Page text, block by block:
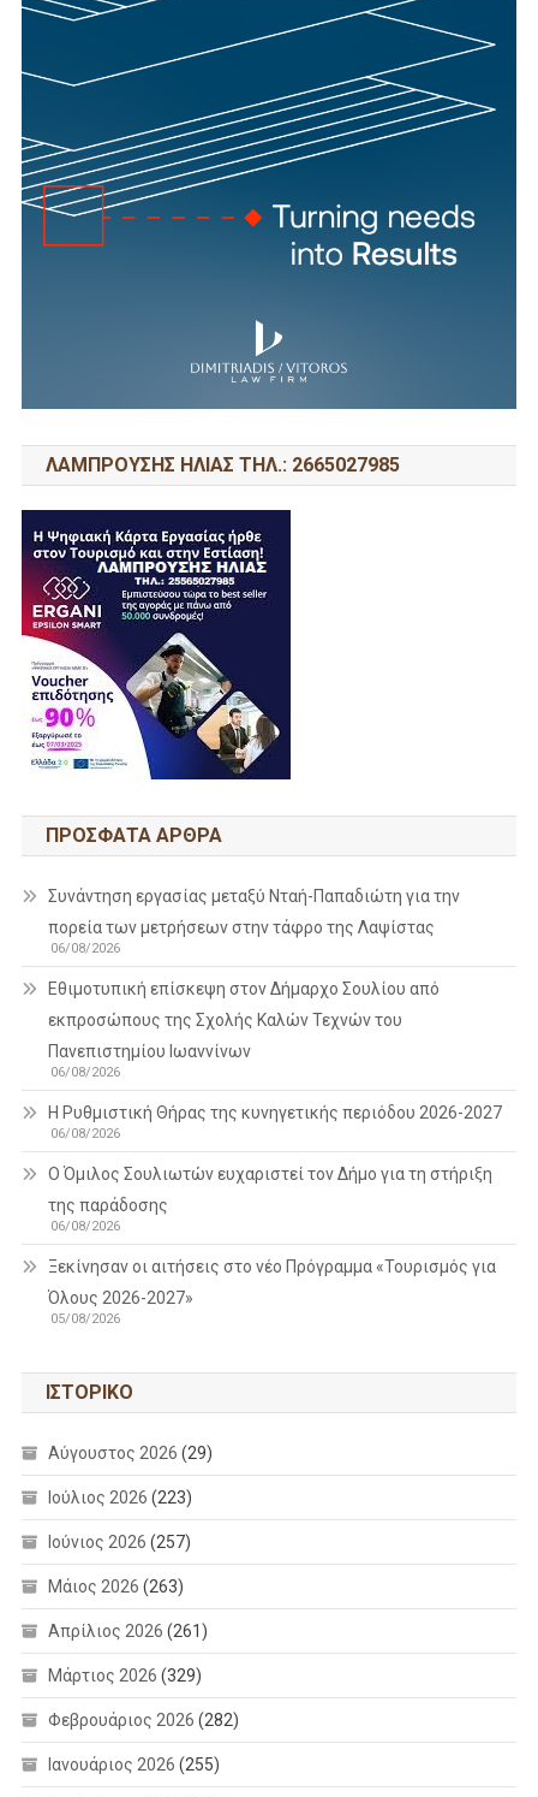
ΛΑΜΠΡΟΥΣΗΣ ΗΛΙΑΣ ΤΗΛ.: 2665027985
ΠΡΌΣΦΑΤΑ ΆΡΘΡΑ
Συνάντηση εργασίας μεταξύ Νταή-Παπαδιώτη για την
πορεία των μετρήσεων στην τάφρο της Λαψίστας
06/08/2026
Εθιμοτυπική επίσκεψη στον Δήμαρχο Σουλίου από
εκπροσώπους της Σχολής Καλών Τεχνών του
Πανεπιστημίου Ιωαννίνων
06/08/2026
Η Ρυθμιστική Θήρας της κυνηγετικής περιόδου 2026-2027
06/08/2026
Ο Όμιλος Σουλιωτών ευχαριστεί τον Δήμο για τη στήριξη
της παράδοσης
06/08/2026
Ξεκίνησαν οι αιτήσεις στο νέο Πρόγραμμα «Τουρισμός για
Όλους 2026-2027»
05/08/2026
ΙΣΤΟΡΙΚΌ
Αύγουστος 2026 (29)
Ιούλιος 2026 (223)
Ιούνιος 2026 (257)
Μάιος 2026 (263)
Απρίλιος 2026 (261)
Μάρτιος 2026 (329)
Φεβρουάριος 2026 (282)
Ιανουάριος 2026 (255)